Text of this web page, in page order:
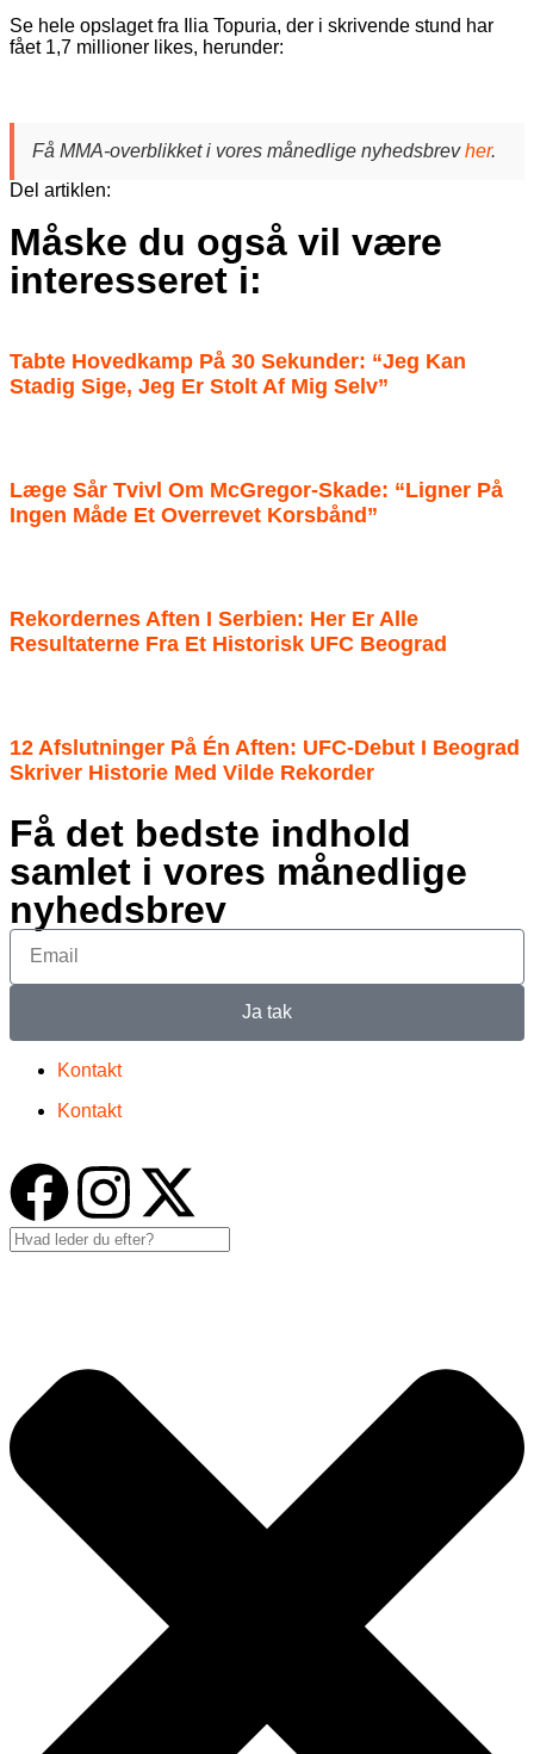
Se hele opslaget fra Ilia Topuria, der i skrivende stund har
fået 1,7 millioner likes, herunder:
Få MMA-overblikket i vores månedlige nyhedsbrevher.
Del artiklen:
Måske du også vil være
interesseret i:
Tabte Hovedkamp På 30 Sekunder: “Jeg Kan
Stadig Sige, Jeg Er Stolt Af Mig Selv”
Læge Sår Tvivl Om McGregor-Skade: “Ligner På
Ingen Måde Et Overrevet Korsbånd”
Rekordernes Aften I Serbien: Her Er Alle
Resultaterne Fra Et Historisk UFC Beograd
12 Afslutninger På Én Aften: UFC-Debut I Beograd
Skriver Historie Med Vilde Rekorder
Få det bedste indhold
samlet i vores månedlige
nyhedsbrev
Ja tak
Kontakt
Kontakt